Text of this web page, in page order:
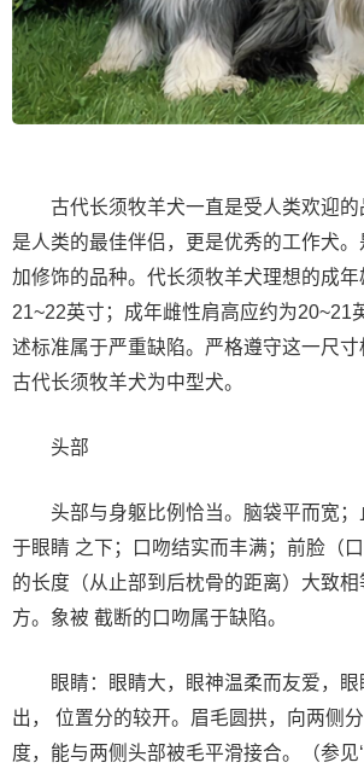
古代长须牧羊犬一直是受人类欢迎的
是人类的最佳伴侣，更是优秀的工作犬
加修饰的品种。代长须牧羊犬理想的成
21~22英寸；成年雌性肩高应约为20~21
述标准属于严重缺陷。严格遵守这一尺
古代长须牧羊犬为中型犬。
头部
头部与身躯比例恰当。脑袋平而宽；
于眼睛 之下；口吻结实而丰满；前脸（
的长度（从止部到后枕骨的距离）大致
方。象被 截断的口吻属于缺陷。
眼睛：眼睛大，眼神温柔而友爱，眼
出， 位置分的较开。眉毛圆拱，向两侧
度，能与两侧头部被毛平滑接合。（参见‘